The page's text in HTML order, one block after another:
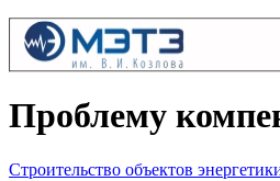
Проблему
Строительство объектов